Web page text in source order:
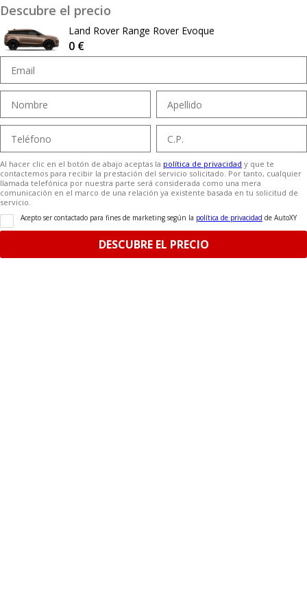
Descubre el precio
Land Rover Range Rover Evoque
0 €
Al hacer clic en el botón de abajo aceptas la política de privacidad y que te
contactemos para recibir la prestación del servicio solicitado. Por tanto, cualquier
llamada telefónica por nuestra parte será considerada como una mera
comunicación en el marco de una relación ya existente basada en tu solicitud de
servicio.
Acepto ser contactado para fines de marketing según la política de privacidad de AutoXY